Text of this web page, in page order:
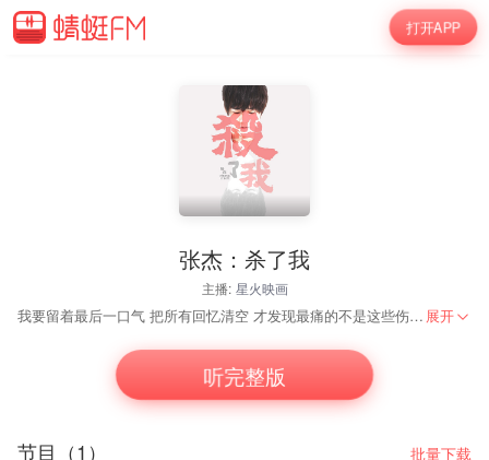
打开APP
张杰：杀了我
主播: 星火映画
我要留着最后一口气 把所有回忆清空 才发现最痛的不是这些伤口 是你笑容 展开
听完整版
节目（1） 批量下载